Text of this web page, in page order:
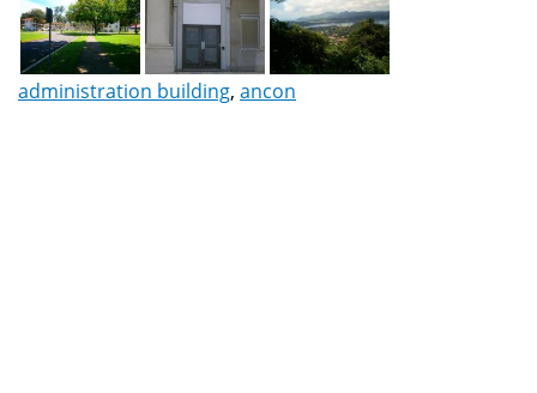
administration building, ancon